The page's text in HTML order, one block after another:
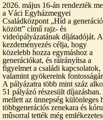
2026. május 16-án rendezték
a Váci Egyházmegyei
Családközpont „Híd a
között” című rajz- és
videópályázatának díjátadóját. A
kezdeményezés célja, hogy
közelebb hozza egymáshoz a
generációkat, és ráirányítsa a
figyelmet a családi kapcsolatok,
valamint gyökereink
A pályázatra több mint száz
51 pályázó részesült
mellett az ünnepség különleges
többgenerációs zenekara és
műsorral tették még